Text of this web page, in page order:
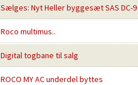
Sælges: Nyt Heller byggesæt SAS DC-9
Roco multimus..
Digital togbane til salg
ROCO MY AC underdel byttes